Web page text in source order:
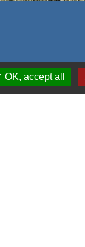
OK, accept all